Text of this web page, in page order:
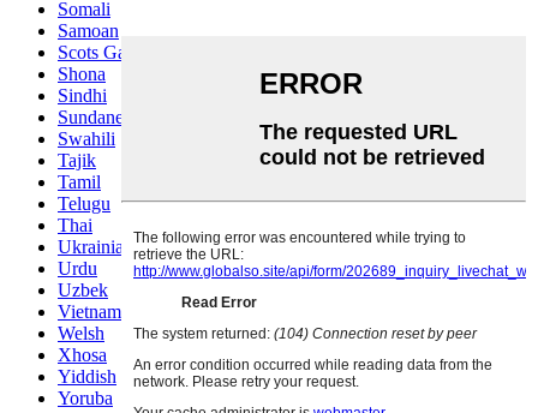
Somali
Samoan
Scots Gaelic
Shona
Sindhi
Sundanese
Swahili
Tajik
Tamil
Telugu
Thai
Ukrainian
Urdu
Uzbek
Vietnamese
Welsh
Xhosa
Yiddish
Yoruba